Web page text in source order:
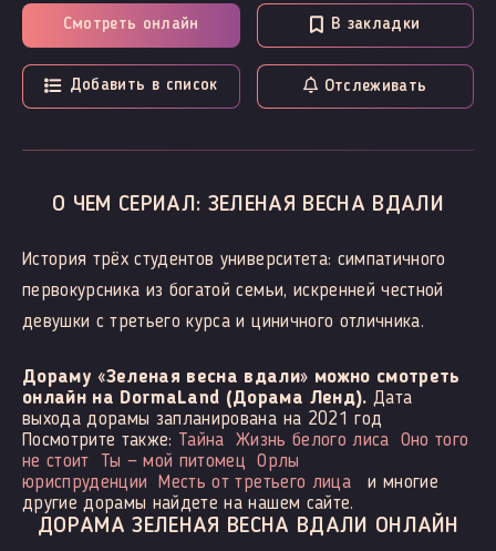
Смотреть онлайн В закладки
Добавить в список Отслеживать
О ЧЕМ СЕРИАЛ: ЗЕЛЕНАЯ ВЕСНА ВДАЛИ
История трёх студентов университета: симпатичного
первокурсника из богатой семьи, искренней честной
девушки с третьего курса и циничного отличника.
Дораму «Зеленая весна вдали» можно смотреть
онлайн на DormaLand (Дорама Ленд). Дата
выхода дорамы запланирована на 2021 год
Посмотрите также: Тайна Жизнь белого лиса
Оно того
не стоит
Ты — мой питомец
Орлы
юриспруденции
Месть от третьего лица
и многие
другие дорамы найдете на нашем сайте.
ДОРАМА ЗЕЛЕНАЯ ВЕСНА ВДАЛИ ОНЛАЙН